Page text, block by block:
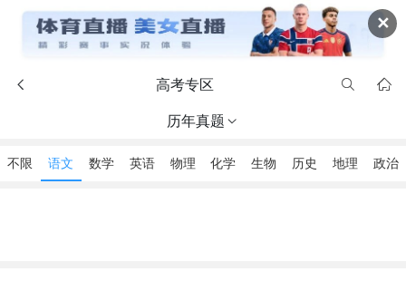
✕
 高考专区  
历年真题 
不限 语文 数学 英语 物理 化学 生物 历史 地理 政治